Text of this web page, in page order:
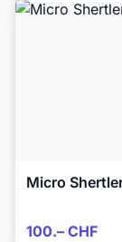
Micro
100.– CHF